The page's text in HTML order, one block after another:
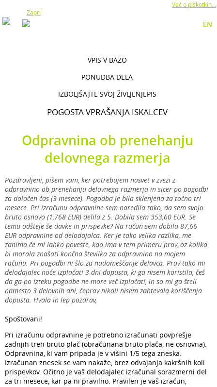
Več o piškotkih...
Zapri
EN
VPIS V BAZO
PONUDBA DELA
IZBOLJŠAJTE SVOJ ŽIVLJENJEPIS
POGOSTA VPRAŠANJA ISKALCEV
Odpravnina ob prenehanju
delovnega razmerja
Pozdravljeni, pišem vam, ker potrebujem nasvet v zvezi z
odpravnino ob prenehanju delovnega razmerja in sicer po pogodbi
za določen čas (3 mesece). Pogodba je bila sklenjena za točno tri
mesece. Pri izračunu odpravnine sem naredila tako, da sem svojo
bruto osnovo (1,768 EUR) delila z 5. Dobila sem 353,60 EUR. Se
temu odšteje še davke in prispevke? Na račun sem dobila 87,66
EUR odpravnine od delodajalca. Ker je tako velika razlika, me
zanima če mi lahko poveste, kdo ima v tem primeru prav, oz koliko
bi morala znašati končna številka za odpravnino na mojem
računu. Pri pogodbi ni šlo za nadomeščanje delavca. Prav tako mi
delodajalec noče izplačati 3 dni dopusta, ki ga nisem koristila, češ
da ga po izteku pogodbe ne more več izplačati, in so mi ga šteli
namesto 3 delovnih dni, čeprav nikoli nisem zahtevala koriščenja
dopusta. Hvala in lep pozdrav,
Spoštovani!
Pri izračunu odpravnine je potrebno izračunati povprešje
zadnjih treh bruto plač (obračunana bruto plača, ne osnovna).
Odpravnina, ki vam pripada je v višini 1/5 tega zneska.
Izračunan znesek se vam nakaže, brez odvajanja kakršnih koli
prispevkov. Očitno je vaš delodajalec izračunal sorazmerni del
za tri mesece, kar pa ni pravilno. Pravilen je vaš izračun,